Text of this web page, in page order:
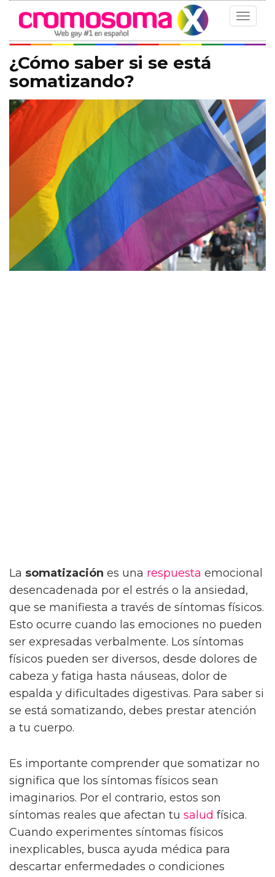
Toggle
¿Cómo saber si se está
somatizando?
La somatización es una respuesta emocional
desencadenada por el estrés o la ansiedad,
que se manifiesta a través de síntomas físicos.
Esto ocurre cuando las emociones no pueden
ser expresadas verbalmente. Los síntomas
físicos pueden ser diversos, desde dolores de
cabeza y fatiga hasta náuseas, dolor de
espalda y dificultades digestivas. Para saber si
se está somatizando, debes prestar atención
a tu cuerpo.
Es importante comprender que somatizar no
significa que los síntomas físicos sean
imaginarios. Por el contrario, estos son
síntomas reales que afectan tu salud física.
Cuando experimentes síntomas físicos
inexplicables, busca ayuda médica para
descartar enfermedades o condiciones